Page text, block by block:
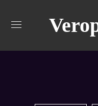
Turn off snow